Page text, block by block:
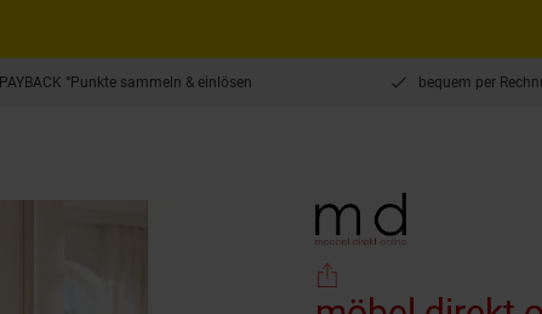
PAYBACK °Punkte sammeln & einlösen bequem per